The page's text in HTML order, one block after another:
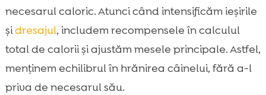
necesarul caloric. Atunci când intensificăm ieșirile
șidresajul, includem recompensele în calculul
total de calorii și ajustăm mesele principale. Astfel,
menținem echilibrul în hrănirea câinelui, fără a-l
priva de necesarul său.